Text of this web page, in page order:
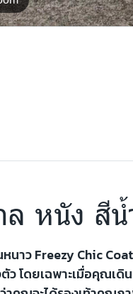
ล หนัง สี
นาว Freezy Chic
โดยเฉพาะเมื่อคุณเดิ